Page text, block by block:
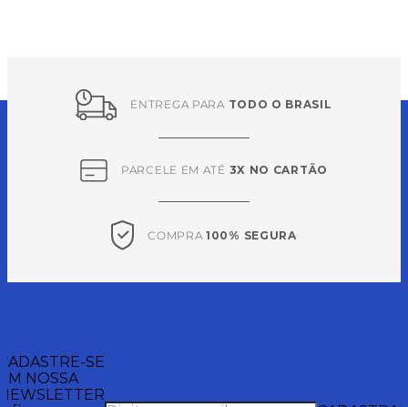
ENTREGA PARA TODO O BRASIL
PARCELE EM ATÉ 3X NO CARTÃO
COMPRA 100% SEGURA
SE
NOSSA